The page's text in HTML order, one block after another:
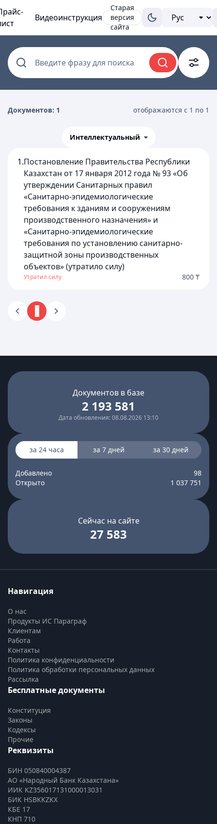
Видеоинструкция
Старая
версия
сайта
Введите фразу для поиска
Документов: 1 отображаются с 1 по 1
Интеллектуальный
1.Постановление Правительства Республики
Казахстан от 17 января 2012 года № 93 «Об
утверждении Санитарных правил
«Санитарно-эпидемиологические
требования к зданиям и сооружениям
производственного назначения» и
«Санитарно-эпидемиологические
требования по установлению санитарно-
защитной зоны производственных
объектов» (утратило силу)
Утратил силу 800 ₸
Документов в базе
2 193 581
Дата обновления: 08.08.2026 13:10
за 24 часа за 7 дней за 30 дней
Добавлено
98
Открыто
1 037 751
Сейчас на сайте
27 583
Навигация
О нас
Продукты ИС Параграф
Клиентам
Работа
Контакты
Политика конфиденциальности
Политика обработки персональных данных
Рассылка
Бесплатные документы
Конституция
Законы
Кодексы
Прочие
Реквизиты
БИН 050840004387
АО «Народный Банк Казахстана»
ИИК KZ356017131000013031
БИК HSBKKZKX
КБЕ 17
КНП 710